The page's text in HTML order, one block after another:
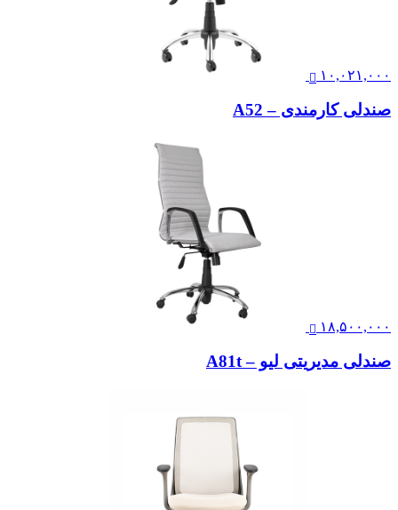
۱۰,۰۲۱,۰۰۰
صندلی کارمندی – A52
۱۸,۵۰۰,۰۰۰
صندلی مدیریتی لیو – A81t